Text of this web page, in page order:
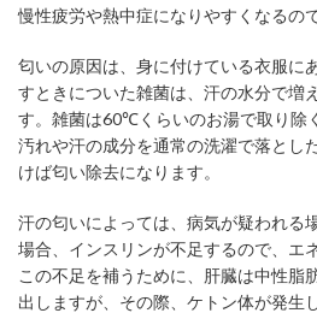
慢性疲労や熱中症になりやすくなるの
匂いの原因は、身に付けている衣服に
すときについた雑菌は、汗の水分で増
す。雑菌は60℃くらいのお湯で取り除
汚れや汗の成分を通常の洗濯で落とし
けば匂い除去になります。
汗の匂いによっては、病気が疑われる
場合、インスリンが不足するので、エ
この不足を補うために、肝臓は中性脂
出しますが、その際、ケトン体が発生